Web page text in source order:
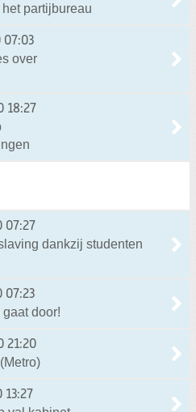
partijbureau
07:03
over
18:27
07:27
dankzij studenten
07:23
door!
21:20